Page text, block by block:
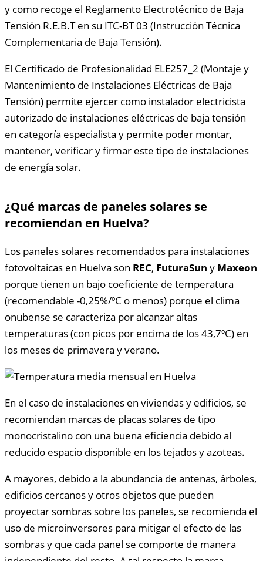
y como recoge el Reglamento Electrotécnico de Baja
Tensión R.E.B.T en su ITC-BT 03 (Instrucción Técnica
Complementaria de Baja Tensión).
El Certificado de Profesionalidad ELE257_2 (Montaje y
Mantenimiento de Instalaciones Eléctricas de Baja
Tensión) permite ejercer como instalador electricista
autorizado de instalaciones eléctricas de baja tensión
en categoría especialista y permite poder montar,
mantener, verificar y firmar este tipo de instalaciones
de energía solar.
¿Qué marcas de paneles solares se
recomiendan en Huelva?
Los paneles solares recomendados para instalaciones
fotovoltaicas en Huelva son REC, FuturaSun y Maxeon
porque tienen un bajo coeficiente de temperatura
(recomendable -0,25%/ºC o menos) porque el clima
onubense se caracteriza por alcanzar altas
temperaturas (con picos por encima de los 43,7ºC) en
los meses de primavera y verano.
En el caso de instalaciones en viviendas y edificios, se
recomiendan marcas de placas solares de tipo
monocristalino con una buena eficiencia debido al
reducido espacio disponible en los tejados y azoteas.
A mayores, debido a la abundancia de antenas, árboles,
edificios cercanos y otros objetos que pueden
proyectar sombras sobre los paneles, se recomienda el
uso de microinversores para mitigar el efecto de las
sombras y que cada panel se comporte de manera